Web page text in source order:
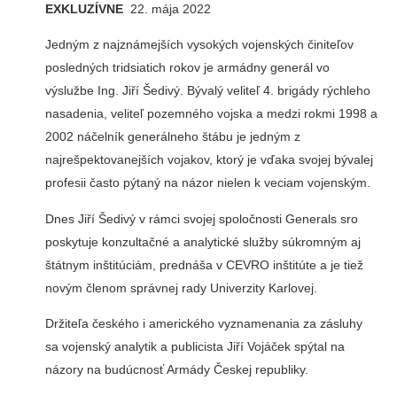
EXKLUZÍVNE 22. mája 2022
Jedným z najznámejších vysokých vojenských činiteľov
posledných tridsiatich rokov je armádny generál vo
výslužbe Ing. Jiří Šedivý. Bývalý veliteľ 4. brigády rýchleho
nasadenia, veliteľ pozemného vojska a medzi rokmi 1998 a
2002 náčelník generálneho štábu je jedným z
najrešpektovanejších vojakov, ktorý je vďaka svojej bývalej
profesii často pýtaný na názor nielen k veciam vojenským.
Dnes Jiří Šedivý v rámci svojej spoločnosti Generals sro
poskytuje konzultačné a analytické služby súkromným aj
štátnym inštitúciám, prednáša v CEVRO inštitúte a je tiež
novým členom správnej rady Univerzity Karlovej.
Držiteľa českého i amerického vyznamenania za zásluhy
sa vojenský analytik a publicista Jiří Vojáček spýtal na
názory na budúcnosť Armády Českej republiky.